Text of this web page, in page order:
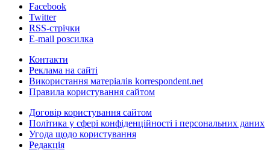
Facebook
Twitter
RSS-стрічки
E-mail розсилка
Контакти
Реклама на сайті
Використання матеріалів korrespondent.net
Правила користування сайтом
Договір користування сайтом
Політика у сфері конфіденційності і персональних даних
Угода щодо користування
Редакція